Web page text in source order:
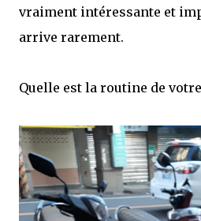
vraiment intéressante et
arrive rarement.
Quelle est la routine de